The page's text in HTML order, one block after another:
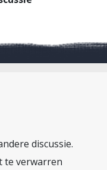
discussie.
te verwarren